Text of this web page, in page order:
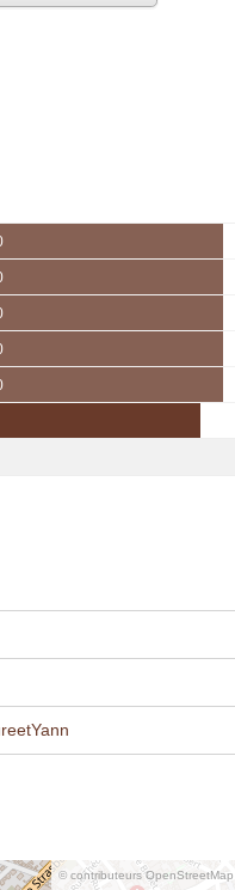
© contributeurs OpenStreetMap